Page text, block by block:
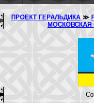
ПРОЕКТ ГЕРАЛЬДИКА ≫